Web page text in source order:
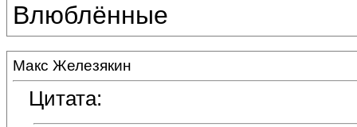
Влюблённые
Макс Железякин
Цитата: